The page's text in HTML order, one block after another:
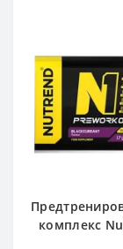
комплекс